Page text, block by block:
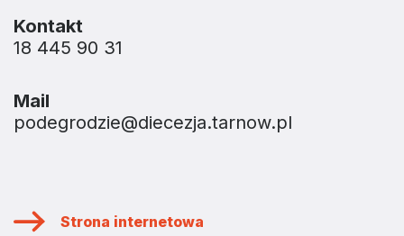
Kontakt
18 445 90 31
Mail
podegrodzie@diecezja.tarnow.pl
Strona internetowa